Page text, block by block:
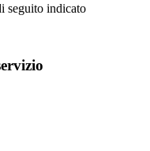
seguito indicato